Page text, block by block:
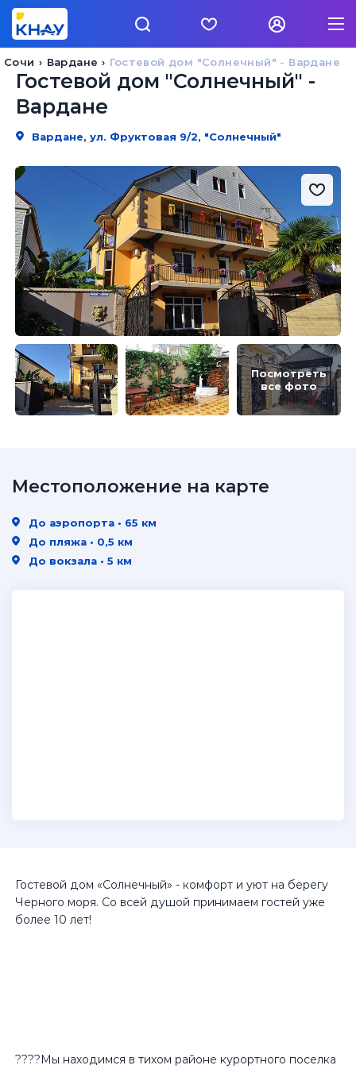
Гостевой дом "Солнечный" - Вардане
Вардане
Сочи
Гостевой дом "Солнечный" -
Вардане
Вардане, ул. Фруктовая 9/2, "Солнечный"
Посмотреть
все фото
Гостевой дом «Солнечный» - комфорт и уют на берегу
Черного моря. Со всей душой принимаем гостей уже
более 10 лет!
????Мы находимся в тихом районе курортного поселка
Местоположение на карте
До аэропорта • 65 км
До пляжа • 0,5 км
До вокзала • 5 км